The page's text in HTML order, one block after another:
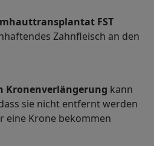
FST
Zahnfleisch an den
Kronenverlängerung kann
sie nicht entfernt werden
eine Krone bekommen